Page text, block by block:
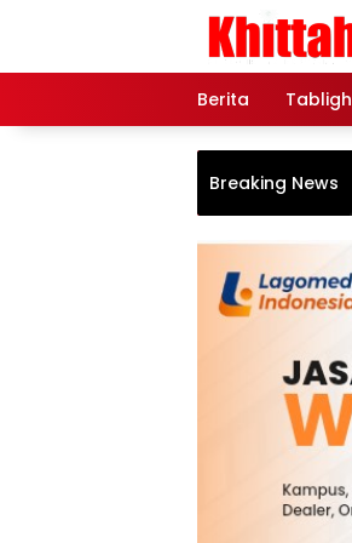
Berita Tabligh
Breaking News